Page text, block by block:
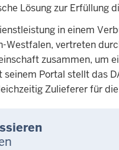
Lösung zur Erfüllung
in einem
vertreten
zusammen, um
Portal stellt das
Zulieferer für